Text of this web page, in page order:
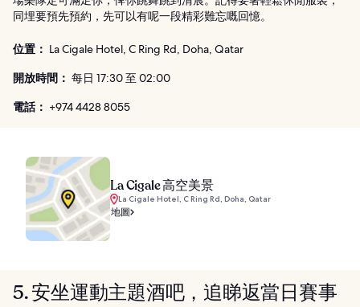
同埋要預先預約，先可以有呢一段精彩難忘嘅回憶。
位置： La Cigale Hotel, C Ring Rd, Doha, Qatar
開放時間： 每日 17:30 至 02:00
電話： +974 4428 8055
La Cigale 高空美景
La Cigale Hotel, C Ring Rd, Doha, Qatar
地圖
5. 安坐運動主題酒吧，追睇返當日賽事